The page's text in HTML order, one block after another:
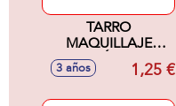
TARRO
MAQUILLAJE
METÁLICO
3 años 1,25 €